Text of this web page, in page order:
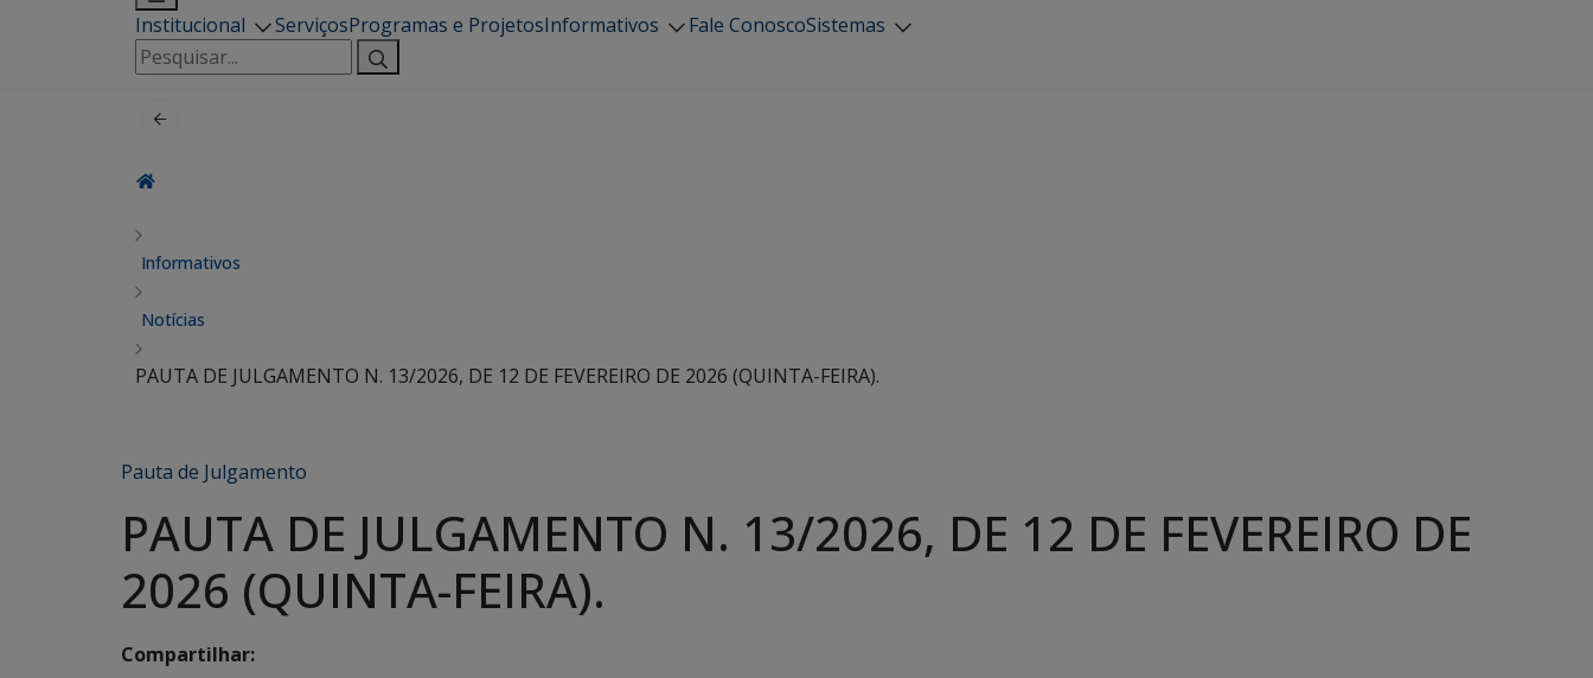
Institucional ServiçosProgramas e ProjetosInformativos Fale ConoscoSistemas
Pesquisar
por:
Informativos
Notícias
PAUTA DE JULGAMENTO N. 13/2026, DE 12 DE FEVEREIRO DE 2026 (QUINTA-FEIRA).
Pauta de Julgamento
PAUTA DE JULGAMENTO N. 13/2026, DE 12 DE FEVEREIRO DE
2026 (QUINTA-FEIRA).
Compartilhar: